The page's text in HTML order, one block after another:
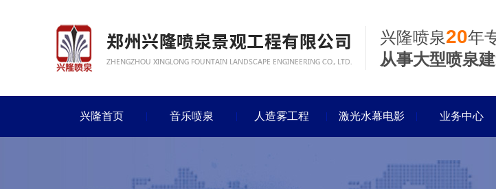
兴隆喷泉20年
从事大型喷泉
兴隆首页 音乐喷泉 人造雾工程 激光水幕电影 业务中心